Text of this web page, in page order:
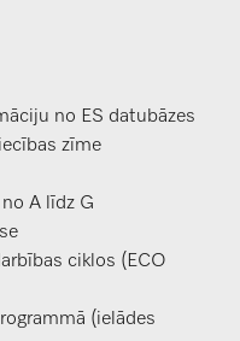
no ES datubāzes
zīme
A līdz G
ciklos (ECO
(ielādes